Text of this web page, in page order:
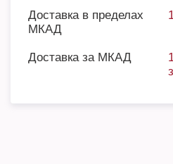
Доставка в пределах
МКАД
Доставка за МКАД